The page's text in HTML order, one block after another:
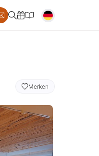
Merken